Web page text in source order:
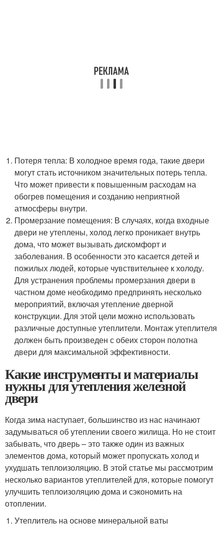
Потеря тепла: В холодное время года, такие двери
могут стать источником значительных потерь тепла.
Что может привести к повышенным расходам на
обогрев помещения и созданию неприятной
атмосферы внутри.
Промерзание помещения: В случаях, когда входные
двери не утеплены, холод легко проникает внутрь
дома, что может вызывать дискомфорт и
заболевания. В особенности это касается детей и
пожилых людей, которые чувствительнее к холоду.
Для устранения проблемы промерзания двери в
частном доме необходимо предпринять несколько
мероприятий, включая утепление дверной
конструкции. Для этой цели можно использовать
различные доступные утеплители. Монтаж утеплителя
должен быть произведен с обеих сторон полотна
двери для максимальной эффективности.
Какие инструменты и материалы
нужны для утепления железной
двери
Когда зима наступает, большинство из нас начинают
задумываться об утеплении своего жилища. Но не стоит
забывать, что дверь – это также один из важных
элементов дома, который может пропускать холод и
ухудшать теплоизоляцию. В этой статье мы рассмотрим
несколько вариантов утеплителей для, которые помогут
улучшить теплоизоляцию дома и сэкономить на
отоплении.
Утеплитель на основе минеральной ваты